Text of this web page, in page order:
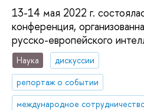
13-14 мая 2022 г.
конференция,
русско-европейского
Наука
дискуссии
репортаж о событии
международное